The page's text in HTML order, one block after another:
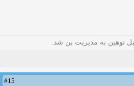
توهین به مدیریت بن شد.
#15